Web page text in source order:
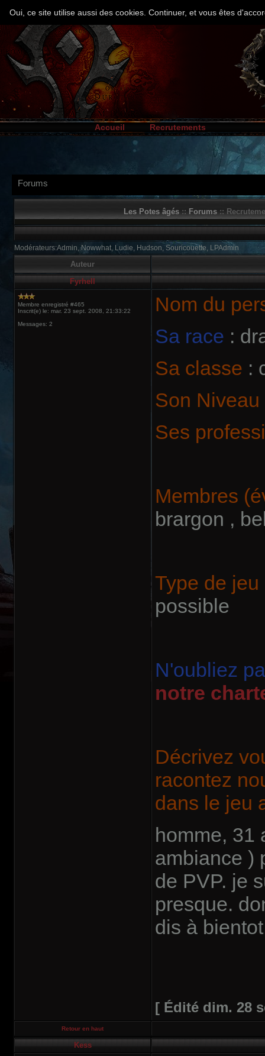
Accueil Recrutements
Forums
Les Potes âgés :: Forums ::
Modérateurs:Admin, Nowwhat, Ludie, Hudson, Souricouette, LPAdmin
Auteur
Fyrhell
Membre enregistré #465
Inscrit(e) le: mar. 23 sept. 2008, 21:33:22
Messages: 2
Nom du
Sa race :
Sa classe :
Son Niveau
Ses
Membres
brargon ,
Type de
possible
N'oubliez
notre
Décrivez
racontez
dans le jeu
homme, 31
ambiance )
de PVP. je
presque.
dis à bientot
[ Édité dim. 28
Retour en haut
Kess
Oui, ce site utilise aussi des cookies. Continuer, et vous êtes